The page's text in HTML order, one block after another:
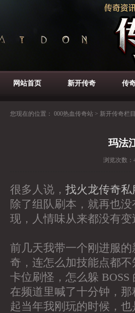
网站首页 新开传奇 传
您现在的位置： 000热血传奇站 > 新开传奇栏目
玛法
浏览次数：
很多人说， 找火龙传奇私
除了组队刷本，就再也
现，人情味从来都没有变
前几天我带一个刚进服
奇，连怎么加技能点都
卡位刷怪，怎么躲
在频道里喊了十分钟，
起当年我刚玩的时候，